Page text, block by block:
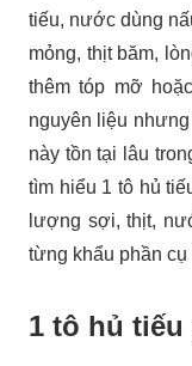
tiếu, nước dùng
mỏng, thịt băm,
thêm tóp mỡ
nguyên liệu
này tồn tại lâu
tìm hiểu 1 tô hủ
lượng sợi, thịt,
từng khẩu phần cụ
1 tô hủ